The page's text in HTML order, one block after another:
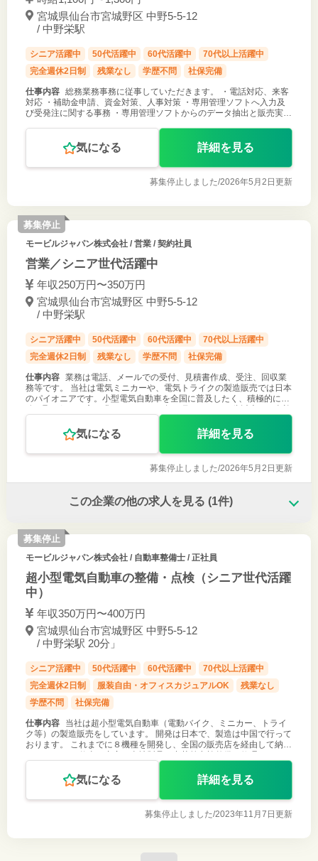
宮城県仙台市宮城野区 中野5-5-12
/ 中野栄駅
シニア活躍中 50代活躍中 60代活躍中
70代以上活躍中
完全週休2日制
残業なし 学歴不問 社保完備
仕事内容 総務業務事務に従事していただきます。 ・電話対応、来客
対応 ・補助金申請、資金対策、人事対策 ・専用管理ソフトへ入力及
び受発注に関する事務 ・専用管理ソフトからのデータ抽出と販売実績
気になる 詳細を見る
募集停止しました/2026年5月2日更新
募集停止
モービルジャパン株式会社/ 営業 / 契約社員
営業／シニア世代活躍中
年収250万円〜350万円
宮城県仙台市宮城野区 中野5-5-12
/ 中野栄駅
シニア活躍中 50代活躍中 60代活躍中
70代以上活躍中
完全週休2日制
残業なし 学歴不問 社保完備
仕事内容 業務は電話、メールでの受付、見積書作成、受注、回収業
務等です。 当社は電気ミニカーや、電気トライクの製造販売では日本
のパイオニアです。小型電気自動車を全国に普及したく、積極的に業
気になる 詳細を見る
募集停止しました/2026年5月2日更新
この企業の他の求人を見る (1件)
募集停止
モービルジャパン株式会社/ 自動車整備士 / 正社員
超小型電気自動車の整備・点検（シニア世代活躍
中）
年収350万円〜400万円
宮城県仙台市宮城野区 中野5-5-12
/ 中野栄駅 20分」
シニア活躍中 50代活躍中 60代活躍中
70代以上活躍中
完全週休2日制
服装自由・オフィスカジュアルOK
残業なし
学歴不問
社保完備
仕事内容
当社は超小型電気自動車（電動バイク、ミニカー、トライ
ク等）の製造販売をしています。 開発は日本で、製造は中国で行って
おります。 これまでに８機種を開発し、全国の販売店を経由して納車
気になる 詳細を見る
募集停止しました/2023年11月7日更新